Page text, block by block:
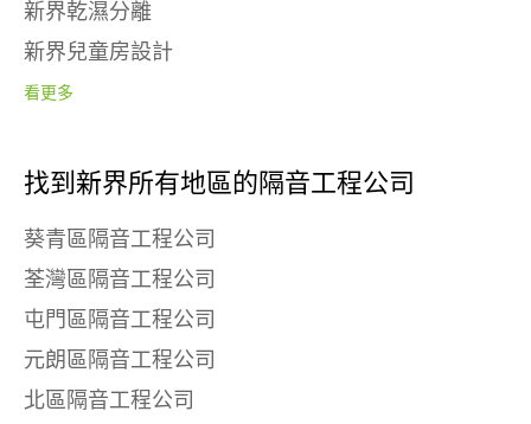
新界乾濕分離
新界兒童房設計
看更多
找到新界所有地區的隔音工程公司
葵青區隔音工程公司
荃灣區隔音工程公司
屯門區隔音工程公司
元朗區隔音工程公司
北區隔音工程公司